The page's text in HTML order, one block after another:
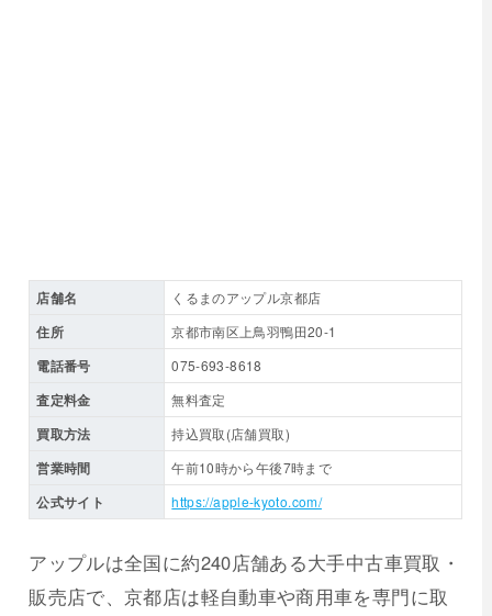
店舗名 くるまのアップル京都店
住所 京都市南区上鳥羽鴨田20-1
電話番号 075-693-8618
査定料金 無料査定
買取方法 持込買取(店舗買取)
営業時間 午前10時から午後7時まで
公式サイト https://apple-kyoto.com/
アップルは全国に約240店舗ある大手中古車買取・
販売店で、京都店は軽自動車や商用車を専門に取